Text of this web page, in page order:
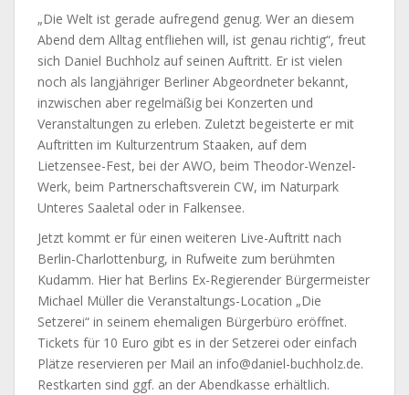
„Die Welt ist gerade aufregend genug. Wer an diesem
Abend dem Alltag entfliehen will, ist genau richtig“, freut
sich Daniel Buchholz auf seinen Auftritt. Er ist vielen
noch als langjähriger Berliner Abgeordneter bekannt,
inzwischen aber regelmäßig bei Konzerten und
Veranstaltungen zu erleben. Zuletzt begeisterte er mit
Auftritten im Kulturzentrum Staaken, auf dem
Lietzensee-Fest, bei der AWO, beim Theodor-Wenzel-
Werk, beim Partnerschaftsverein CW, im Naturpark
Unteres Saaletal oder in Falkensee.
Jetzt kommt er für einen weiteren Live-Auftritt nach
Berlin-Charlottenburg, in Rufweite zum berühmten
Kudamm. Hier hat Berlins Ex-Regierender Bürgermeister
Michael Müller die Veranstaltungs-Location „Die
Setzerei“ in seinem ehemaligen Bürgerbüro eröffnet.
Tickets für 10 Euro gibt es in der Setzerei oder einfach
Plätze reservieren per Mail an info@daniel-buchholz.de.
Restkarten sind ggf. an der Abendkasse erhältlich.